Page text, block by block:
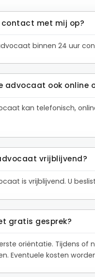
met mij op?
binnen 24 uur
advocaat ook online
kan telefonisch,
vrijblijvend?
is vrijblijvend. U
gratis gesprek?
oriëntatie. Tijdens
Eventuele kosten